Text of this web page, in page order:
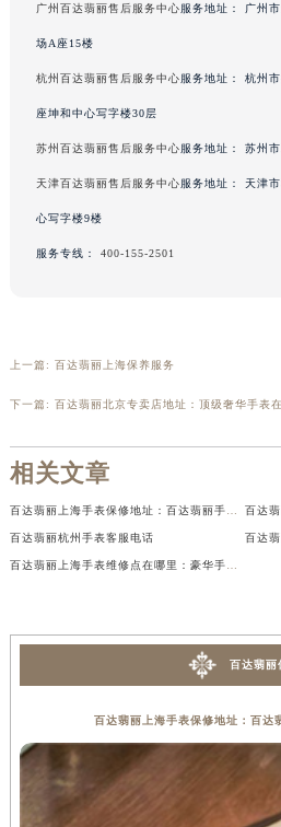
广州百达翡丽售后服务中心服务地址： 广州
场A座15楼
杭州百达翡丽售后服务中心服务地址： 杭州
座坤和中心写字楼30层
苏州百达翡丽售后服务中心服务地址： 苏州
天津百达翡丽售后服务中心服务地址： 天津
心写字楼9楼
服务专线： 400-155-2501
上一篇: 百达翡丽上海保养服务
下一篇: 百达翡丽北京专卖店地址：顶级奢华手表
相关文章
百达翡丽杭州手表客服电话
百达翡丽
百达翡丽上海手表保修地址：百达